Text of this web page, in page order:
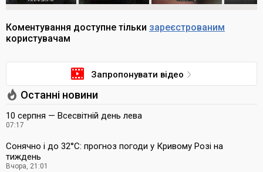
Коментування доступне тільки зареєстрованим
користувачам
Запропонувати відео
Останні новини
10 серпня — Всесвітній день лева
07:17
Сонячно і до 32°С: прогноз погоди у Кривому Розі на
тиждень
Вчора, 21:01